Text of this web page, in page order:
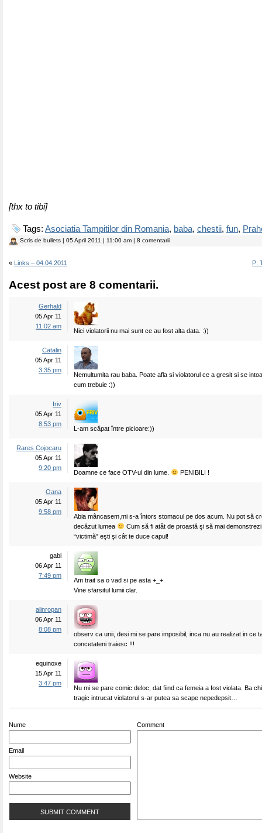
[thx to tibi]
Tags: Asociatia Tampitilor din Romania, baba, chestii, fun,
Scris de bullets | 05 April 2011 | 11:00 am | 8 comentarii
« Links – 04.04.2011 P:
Acest post are 8 comentarii.
Gerhald
05 Apr 11
11:02 am
Nici violatorii nu mai sunt ce au fost alta data. :))
Catalin
05 Apr 11
3:35 pm
Nemultumita rau baba. Poate afla si violatorul ce a gresit si se
cum trebuie :))
friv
05 Apr 11
8:53 pm
L-am scăpat între picioare:))
Rares Cojocaru
05 Apr 11
9:20 pm
Doamne ce face OTV-ul din lume. PENIBILI !
Oana
05 Apr 11
9:58 pm
Abia mâncasem,mi s-a întors stomacul pe dos acum. Nu pot să
decăzut lumea
Cum să fi atât de proastă şi să mai
“victimă” eşti şi cât te duce capul!
gabi
06 Apr 11
7:49 pm
Am trait sa o vad si pe asta +_+
Vine sfarsitul lumii clar.
alinropan
06 Apr 11
8:08 pm
observ ca unii, desi mi se pare imposibil, inca nu au realizat in ce
concetateni traiesc !!!
equinoxe
15 Apr 11
3:47 pm
Nu mi se pare comic deloc, dat fiind ca femeia a fost violata. Ba
tragic intrucat violatorul s-ar putea sa scape nepedepsit…
Nume
Email
Website
Comment